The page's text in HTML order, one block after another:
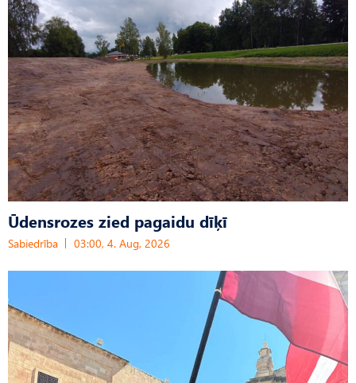
Ūdensrozes zied pagaidu dīķī
Sabiedrība 03:00, 4. Aug, 2026